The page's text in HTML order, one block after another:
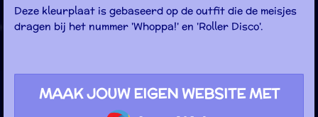
Deze kleurplaat is gebaseerd op de outfit die de meisjes
dragen bij het nummer 'Whoppa!' en 'Roller Disco'.
MAAK JOUW EIGEN WEBSITE MET
JOUWWEB